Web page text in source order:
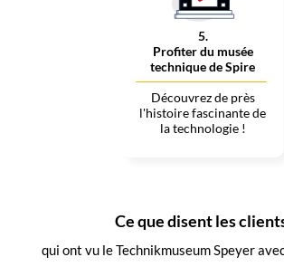
5.
Profiter du musée
technique de Spire
Découvrez de près
l'histoire fascinante de
la technologie !
Ce que disent les
qui ont vu le Technikmuseum Speyer